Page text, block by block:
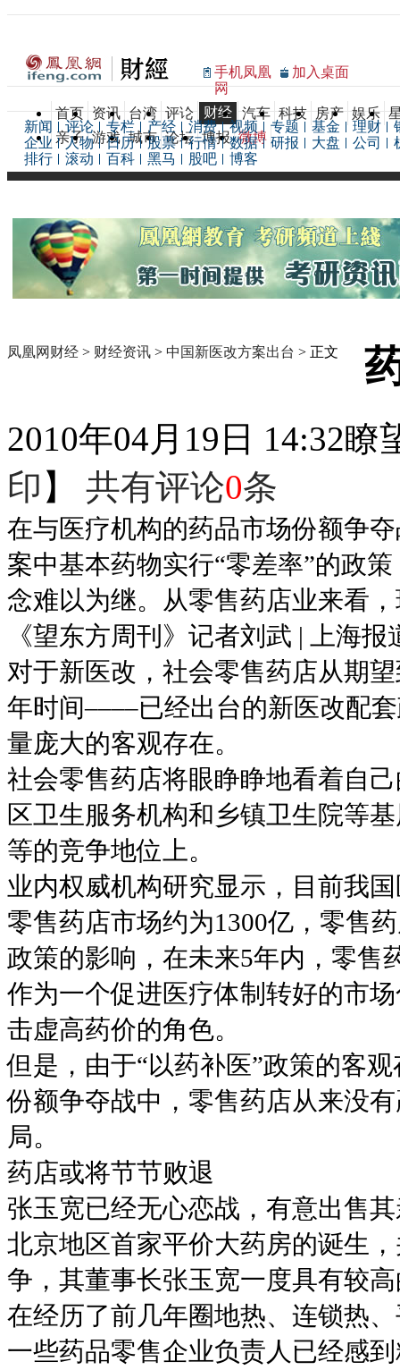
手机凤凰
网
加入桌面
首页 资讯 台湾 评论 财经 汽车 科技 房产 娱乐
亲子 游戏 城市 论坛 博报 微博
新闻 评论 专栏 产经 消费 视频 专题 基金 理财
企业
人物 日历 股票 行情 数据 研报 大盘 公司
排行
滚动 百科 黑马 股吧 博客
凤凰网财经 > 财经资讯 > 中国新医改方案出台 > 正文
2010年04月19日 14:32瞭
印 】 共有评论0条
在与医疗机构的药品市场份额争
案中基本药物实行“零差率”的政
念难以为继。从零售药店业来看
《望东方周刊》记者刘武 | 上海报
对于新医改，社会零售药店从期
年时间––––已经出台的新医改配
量庞大的客观存在。
社会零售药店将眼睁睁地看着自
区卫生服务机构和乡镇卫生院等
等的竞争地位上。
业内权威机构研究显示，目前我
零售药店市场约为1300亿，零售
政策的影响，在未来5年内，零售
作为一个促进医疗体制转好的市
击虚高药价的角色。
但是，由于“以药补医”政策的客
份额争夺战中，零售药店从来没
局。
药店或将节节败退
张玉宽已经无心恋战，有意出售
北京地区首家平价大药房的诞生
争，其董事长张玉宽一度具有较
在经历了前几年圈地热、连锁热
一些药品零售企业负责人已经感